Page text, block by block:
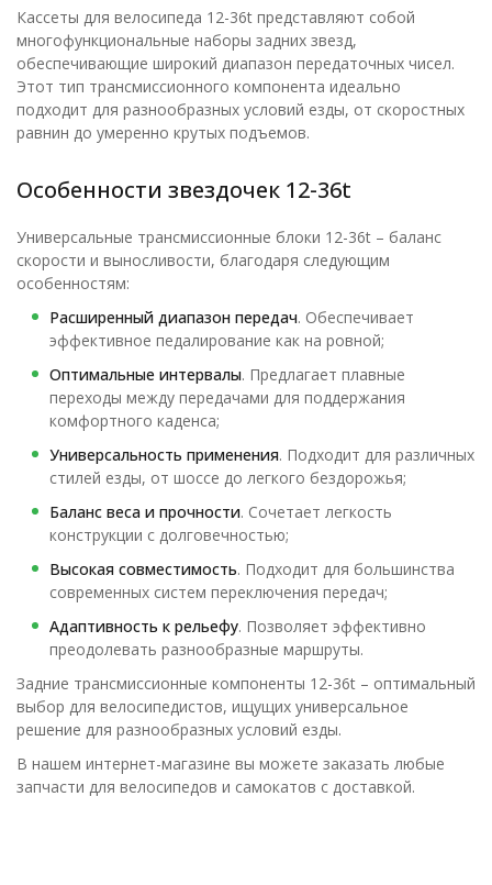
Кассеты для велосипеда 12-36t представляют собой
многофункциональные наборы задних звезд,
обеспечивающие широкий диапазон передаточных чисел.
Этот тип трансмиссионного компонента идеально
подходит для разнообразных условий езды, от скоростных
равнин до умеренно крутых подъемов.
Особенности звездочек 12-36t
Универсальные трансмиссионные блоки 12-36t – баланс
скорости и выносливости, благодаря следующим
особенностям:
Расширенный диапазон передач. Обеспечивает
эффективное педалирование как на ровной;
Оптимальные интервалы. Предлагает плавные
переходы между передачами для поддержания
комфортного каденса;
Универсальность применения. Подходит для различных
стилей езды, от шоссе до легкого бездорожья;
Баланс веса и прочности. Сочетает легкость
конструкции с долговечностью;
Высокая совместимость. Подходит для большинства
современных систем переключения передач;
Адаптивность к рельефу. Позволяет эффективно
преодолевать разнообразные маршруты.
Задние трансмиссионные компоненты 12-36t – оптимальный
выбор для велосипедистов, ищущих универсальное
решение для разнообразных условий езды.
В нашем интернет-магазине вы можете заказать любые
запчасти для велосипедов и самокатов с доставкой.